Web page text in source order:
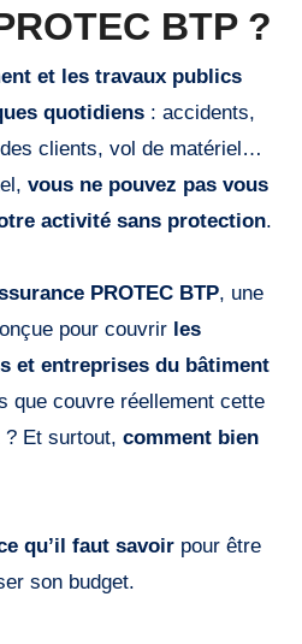
BTP ?
et les travaux publics
quotidiens : accidents,
clients, vol de matériel…
vous ne pouvez pas vous
activité sans protection.
PROTEC BTP, une
pour couvrir les
et entreprises du bâtiment
que couvre réellement cette
Et surtout, comment bien
qu’il faut savoir pour être
son budget.